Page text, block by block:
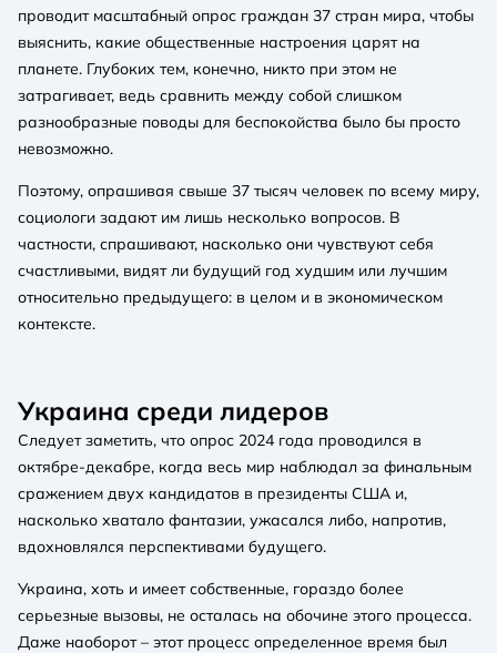
проводит масштабный опрос граждан 37 стран мира, чтобы
выяснить, какие общественные настроения царят на
планете. Глубоких тем, конечно, никто при этом не
затрагивает, ведь сравнить между собой слишком
разнообразные поводы для беспокойства было бы просто
невозможно.
Поэтому, опрашивая свыше 37 тысяч человек по всему миру,
социологи задают им лишь несколько вопросов. В
частности, спрашивают, насколько они чувствуют себя
счастливыми, видят ли будущий год худшим или лучшим
относительно предыдущего: в целом и в экономическом
контексте.
Украина среди лидеров
Следует заметить, что опрос 2024 года проводился в
октябре-декабре, когда весь мир наблюдал за финальным
сражением двух кандидатов в президенты США и,
насколько хватало фантазии, ужасался либо, напротив,
вдохновлялся перспективами будущего.
Украина, хоть и имеет собственные, гораздо более
серьезные вызовы, не осталась на обочине этого процесса.
Даже наоборот – этот процесс определенное время был